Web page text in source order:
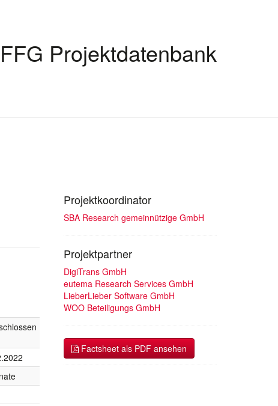
FFG Projektdatenbank
Projektkoordinator
SBA Research gemeinnützige GmbH
Projektpartner
DigiTrans GmbH
eutema Research Services GmbH
LieberLieber Software GmbH
WOO Beteiligungs GmbH
Factsheet als PDF ansehen